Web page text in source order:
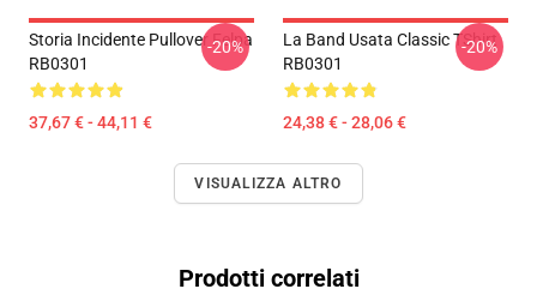
Storia Incidente Pullover Felpa
RB0301
37,67 € - 44,11 €
-20%
La Band Usata Classic TShirt
RB0301
24,38 € - 28,06 €
-20%
VISUALIZZA ALTRO
Prodotti correlati